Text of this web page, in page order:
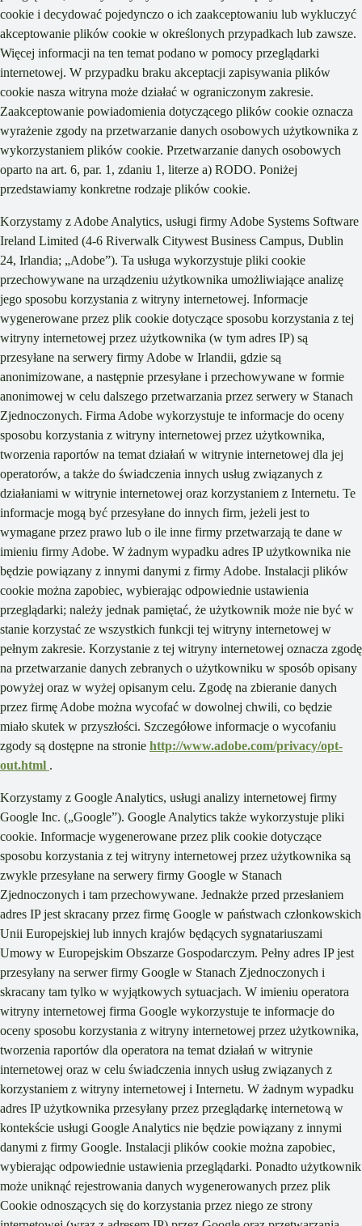
cookie i decydować pojedynczo o ich zaakceptowaniu lub wykluczyć
akceptowanie plików cookie w określonych przypadkach lub zawsze.
Więcej informacji na ten temat podano w pomocy przeglądarki
internetowej. W przypadku braku akceptacji zapisywania plików
cookie nasza witryna może działać w ograniczonym zakresie.
Zaakceptowanie powiadomienia dotyczącego plików cookie oznacza
wyrażenie zgody na przetwarzanie danych osobowych użytkownika z
wykorzystaniem plików cookie. Przetwarzanie danych osobowych
oparto na art. 6, par. 1, zdaniu 1, literze a) RODO. Poniżej
przedstawiamy konkretne rodzaje plików cookie.
Korzystamy z Adobe Analytics, usługi firmy Adobe Systems Software
Ireland Limited (4-6 Riverwalk Citywest Business Campus, Dublin
24, Irlandia; „Adobe”). Ta usługa wykorzystuje pliki cookie
przechowywane na urządzeniu użytkownika umożliwiające analizę
jego sposobu korzystania z witryny internetowej. Informacje
wygenerowane przez plik cookie dotyczące sposobu korzystania z tej
witryny internetowej przez użytkownika (w tym adres IP) są
przesyłane na serwery firmy Adobe w Irlandii, gdzie są
anonimizowane, a następnie przesyłane i przechowywane w formie
anonimowej w celu dalszego przetwarzania przez serwery w Stanach
Zjednoczonych. Firma Adobe wykorzystuje te informacje do oceny
sposobu korzystania z witryny internetowej przez użytkownika,
tworzenia raportów na temat działań w witrynie internetowej dla jej
operatorów, a także do świadczenia innych usług związanych z
działaniami w witrynie internetowej oraz korzystaniem z Internetu. Te
informacje mogą być przesyłane do innych firm, jeżeli jest to
wymagane przez prawo lub o ile inne firmy przetwarzają te dane w
imieniu firmy Adobe. W żadnym wypadku adres IP użytkownika nie
będzie powiązany z innymi danymi z firmy Adobe. Instalacji plików
cookie można zapobiec, wybierając odpowiednie ustawienia
przeglądarki; należy jednak pamiętać, że użytkownik może nie być w
stanie korzystać ze wszystkich funkcji tej witryny internetowej w
pełnym zakresie. Korzystanie z tej witryny internetowej oznacza zgodę
na przetwarzanie danych zebranych o użytkowniku w sposób opisany
powyżej oraz w wyżej opisanym celu. Zgodę na zbieranie danych
przez firmę Adobe można wycofać w dowolnej chwili, co będzie
miało skutek w przyszłości. Szczegółowe informacje o wycofaniu
zgody są dostępne na stronie http://www.adobe.com/privacy/opt-
out.html .
Korzystamy z Google Analytics, usługi analizy internetowej firmy
Google Inc. („Google”). Google Analytics także wykorzystuje pliki
cookie. Informacje wygenerowane przez plik cookie dotyczące
sposobu korzystania z tej witryny internetowej przez użytkownika są
zwykle przesyłane na serwery firmy Google w Stanach
Zjednoczonych i tam przechowywane. Jednakże przed przesłaniem
adres IP jest skracany przez firmę Google w państwach członkowskich
Unii Europejskiej lub innych krajów będących sygnatariuszami
Umowy w Europejskim Obszarze Gospodarczym. Pełny adres IP jest
przesyłany na serwer firmy Google w Stanach Zjednoczonych i
skracany tam tylko w wyjątkowych sytuacjach. W imieniu operatora
witryny internetowej firma Google wykorzystuje te informacje do
oceny sposobu korzystania z witryny internetowej przez użytkownika,
tworzenia raportów dla operatora na temat działań w witrynie
internetowej oraz w celu świadczenia innych usług związanych z
korzystaniem z witryny internetowej i Internetu. W żadnym wypadku
adres IP użytkownika przesyłany przez przeglądarkę internetową w
kontekście usługi Google Analytics nie będzie powiązany z innymi
danymi z firmy Google. Instalacji plików cookie można zapobiec,
wybierając odpowiednie ustawienia przeglądarki. Ponadto użytkownik
może uniknąć rejestrowania danych wygenerowanych przez plik
Cookie odnoszących się do korzystania przez niego ze strony